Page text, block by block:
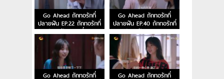
Go Ahead ถักทอรักที่
ปลายฝัน EP.22 ถักทอรักที่
ปลายฝัน ตอนที่ 22
Go Ahead ถักทอรักที่
ปลายฝัน EP.40 ถักทอรักที่
ปลายฝัน ตอนจบ
Go Ahead ถักทอรักที่
Go Ahead ถักทอรักที่